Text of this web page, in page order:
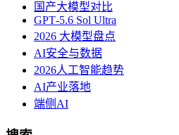
国产大模型对比
GPT‑5.6 Sol Ultra
2026 大模型盘点
AI安全与数据
2026人工智能趋势
AI产业落地
端侧AI